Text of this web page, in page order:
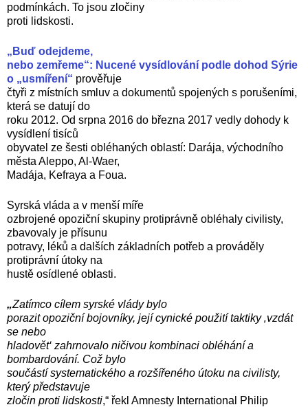
podmínkách. To jsou zločiny
proti lidskosti.
„Buď odejdeme,
nebo zemřeme“: Nucené vysídlování podle dohod Sýrie
o „usmíření“ prověřuje
čtyři z místních smluv a dokumentů spojených s porušeními,
která se datují do
roku 2012. Od srpna 2016 do března 2017 vedly dohody k
vysídlení tisíců
obyvatel ze šesti obléhaných oblastí: Darája, východního
města Aleppo, Al-Waer,
Madája, Kefraya a Foua.
Syrská vláda a v menší míře
ozbrojené opoziční skupiny protiprávně obléhaly civilisty,
zbavovaly je přísunu
potravy, léků a dalších základních potřeb a prováděly
protiprávní útoky na
hustě osídlené oblasti.
„Zatímco cílem syrské vlády bylo
porazit opoziční bojovníky, její cynické použití taktiky ‚vzdát
se nebo
hladovět‘ zahrnovalo ničivou kombinaci obléhání a
bombardování. Což bylo
součástí systematického a rozšířeného útoku na civilisty,
který představuje
zločin proti lidskosti,“ řekl Amnesty International Philip